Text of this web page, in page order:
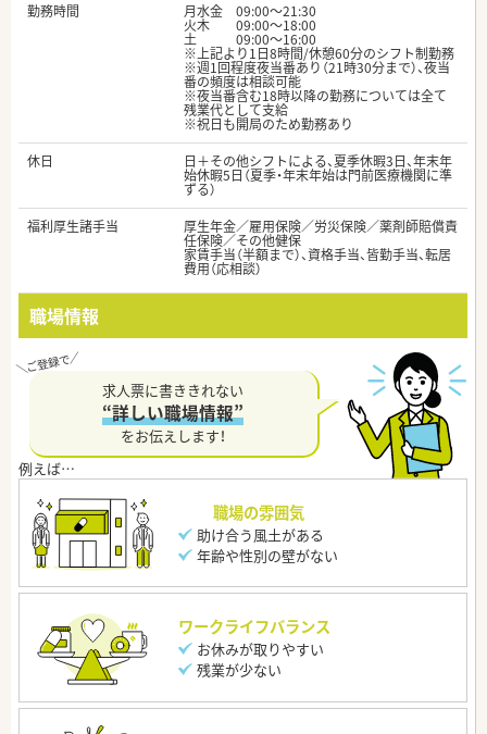
勤務時間
月水金 09:00～21:30
火木 09:00～18:00
土 09:00～16:00
※上記より1日8時間/休憩60分のシフト制勤務
※週1回程度夜当番あり（21時30分まで）、夜当
番の頻度は相談可能
※夜当番含む18時以降の勤務については全て
残業代として支給
※祝日も開局のため勤務あり
休日
日＋その他シフトによる、夏季休暇3日、年末年
始休暇5日（夏季・年末年始は門前医療機関に準
ずる）
福利厚生諸手当
厚生年金／雇用保険／労災保険／薬剤師賠償責
任保険／その他健保
家賃手当（半額まで）、資格手当、皆勤手当、転居
費用（応相談）
職場情報
求人票に書ききれない
“詳しい職場情報”
をお伝えします！
職場の雰囲気
助け合う風土がある
年齢や性別の壁がない
ワークライフバランス
お休みが取りやすい
残業が少ない